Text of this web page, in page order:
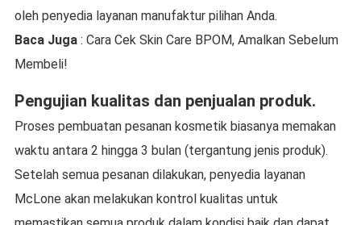
oleh penyedia layanan manufaktur pilihan Anda.
Baca Juga: Cara Cek Skin Care BPOM, Amalkan Sebelum
Membeli!
Pengujian kualitas dan penjualan produk.
Proses pembuatan pesanan kosmetik biasanya memakan
waktu antara 2 hingga 3 bulan (tergantung jenis produk).
Setelah semua pesanan dilakukan, penyedia layanan
McLone akan melakukan kontrol kualitas untuk